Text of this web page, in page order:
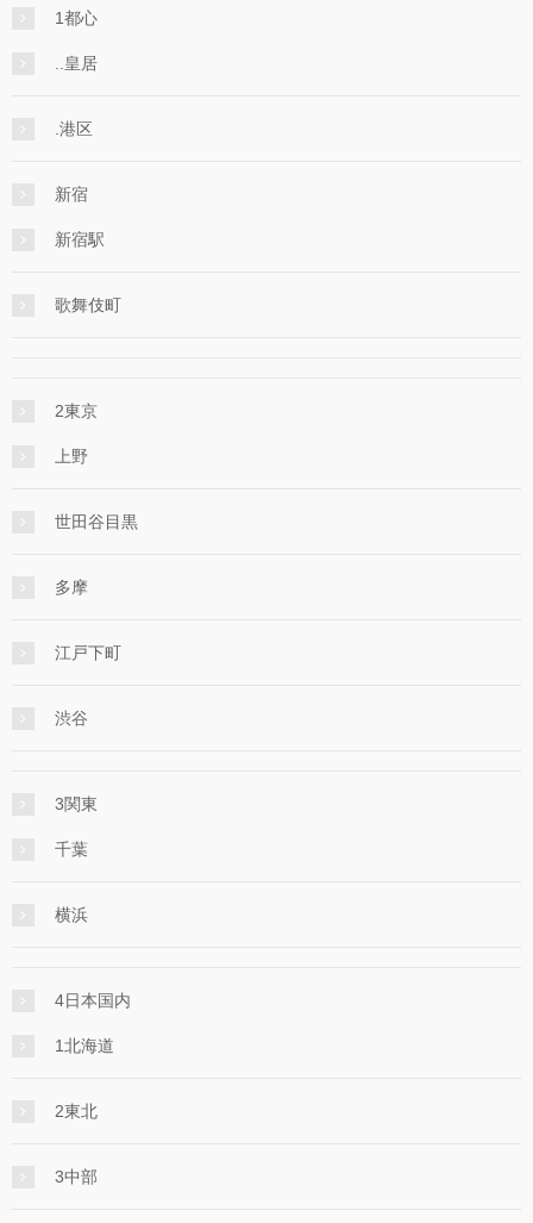
1都心
..皇居
.港区
新宿
新宿駅
歌舞伎町
2東京
上野
世田谷目黒
多摩
江戸下町
渋谷
3関東
千葉
横浜
4日本国内
1北海道
2東北
3中部